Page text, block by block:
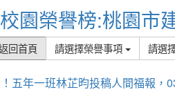
校園榮譽榜:桃園市
回首頁 請選擇榮譽事項 請選
五年一班林芷昀投稿人間福報，